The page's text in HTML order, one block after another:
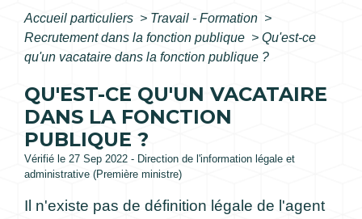
Accueil particuliers > Travail - Formation >
Recrutement dans la fonction publique > Qu'est-ce
qu'un vacataire dans la fonction publique ?
QU'EST-CE QU'UN VACATAIRE
DANS LA FONCTION
PUBLIQUE ?
Vérifié le 27 Sep 2022 - Direction de l'information légale et
administrative (Première ministre)
Il n'existe pas de définition légale de l'agent